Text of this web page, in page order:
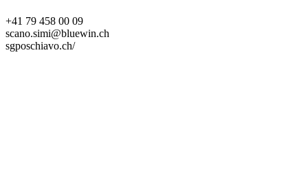
+41 79 458 00 09
scano.simi@bluewin.ch
sgposchiavo.ch/